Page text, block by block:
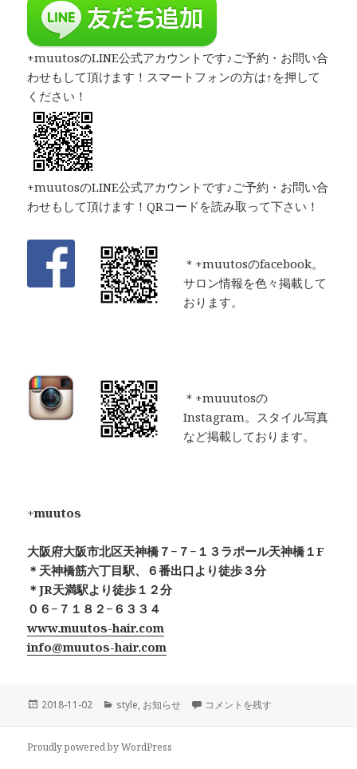
+muutosのLINE公式アカウントです♪ご予約・お問い合
わせもして頂けます！スマートフォンの方は↑を押して
ください！
+muutosのLINE公式アカウントです♪ご予約・お問い合
わせもして頂けます！QRコードを読み取って下さい！
＊+muutosのfacebook。
サロン情報を色々掲載して
おります。
＊+muuutosの
Instagram。スタイル写真
など掲載しております。
+muutos
大阪府大阪市北区天神橋７−７−１３ラポール天神橋１F
＊天神橋筋六丁目駅、６番出口より徒歩３分
＊JR天満駅より徒歩１２分
０６−７１８２−６３３４
www.muutos-hair.com
info@muutos-hair.com
投
2018-11-02
カ
リ
style, お知らせ ゆるふわボブ に
コメントを残す
Proudly powered by WordPress